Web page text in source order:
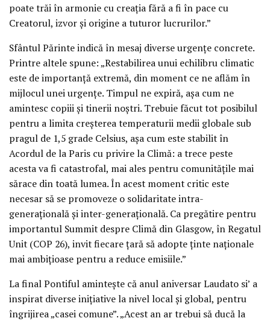
poate trăi în armonie cu creația fără a fi în pace cu
Creatorul, izvor și origine a tuturor lucrurilor.”
Sfântul Părinte indică în mesaj diverse urgențe concrete.
Printre altele spune: „Restabilirea unui echilibru climatic
este de importanță extremă, din moment ce ne aflăm în
mijlocul unei urgențe. Timpul ne expiră, așa cum ne
amintesc copiii și tinerii noștri. Trebuie făcut tot posibilul
pentru a limita creșterea temperaturii medii globale sub
pragul de 1,5 grade Celsius, așa cum este stabilit în
Acordul de la Paris cu privire la Climă: a trece peste
acesta va fi catastrofal, mai ales pentru comunitățile mai
sărace din toată lumea. În acest moment critic este
necesar să se promoveze o solidaritate intra-
generațională și inter-generațională. Ca pregătire pentru
importantul Summit despre Climă din Glasgow, în Regatul
Unit (COP 26), invit fiecare țară să adopte ținte naționale
mai ambițioase pentru a reduce emisiile.”
La final Pontiful amintește că anul aniversar Laudato si’ a
inspirat diverse inițiative la nivel local și global, pentru
îngrijirea „casei comune”. „Acest an ar trebui să ducă la